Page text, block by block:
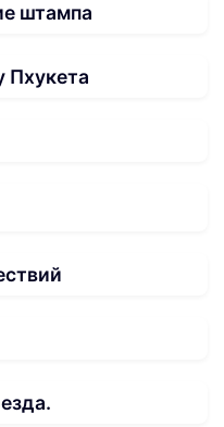
штампа
Пхукета